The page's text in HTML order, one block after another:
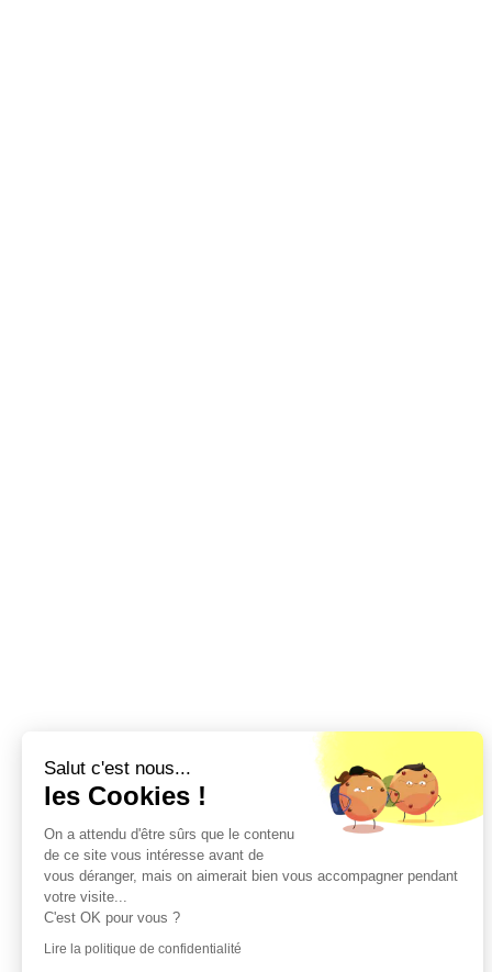
Salut c'est nous...
les Cookies !
On a attendu d'être sûrs que le contenu
de ce site vous intéresse avant de
vous déranger, mais on aimerait bien vous accompagner pendant
votre visite...
C'est OK pour vous ?
Lire la politique de confidentialité